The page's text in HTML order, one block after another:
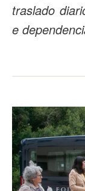
traslado
e